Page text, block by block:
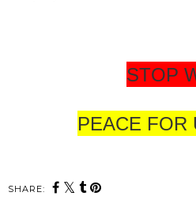
STOP
PEACE FOR
SHARE: